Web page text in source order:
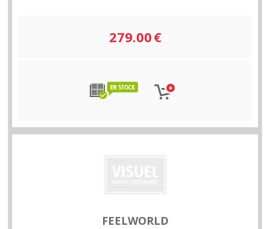
279.00€
FEELWORLD